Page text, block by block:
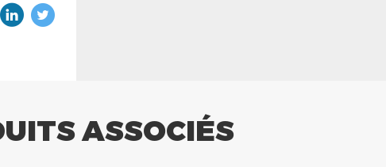
ASSOCIÉS